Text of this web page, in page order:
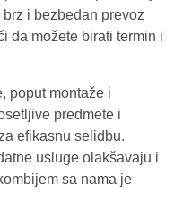
i bezbedan prevoz
da možete birati termin i
poput montaže i
predmete i
efikasnu selidbu.
usluge olakšavaju i
sa nama je